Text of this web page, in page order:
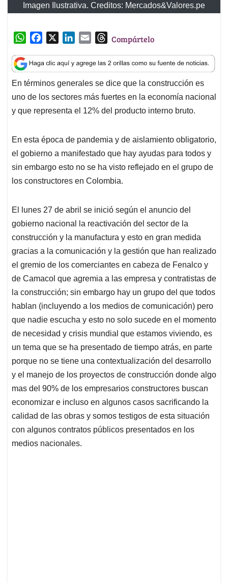
Imagen Ilustrativa. Creditos: Mercados&Valores.pe
W
a
t
s
A
p
c
e
b
o
o
n
k
e
d
I
a
i
l
T
r
e
a
d
s
Compártelo
En términos generales se dice que la construcción es
uno de los sectores más fuertes en la economía nacional
y que representa el 12% del producto interno bruto.
En esta época de pandemia y de aislamiento obligatorio,
el gobierno a manifestado que hay ayudas para todos y
sin embargo esto no se ha visto reflejado en el grupo de
los constructores en Colombia.
El lunes 27 de abril se inició según el anuncio del
gobierno nacional la reactivación del sector de la
construcción y la manufactura y esto en gran medida
gracias a la comunicación y la gestión que han realizado
el gremio de los comerciantes en cabeza de Fenalco y
de Camacol que agremia a las empresa y contratistas de
la construcción; sin embargo hay un grupo del que todos
hablan (incluyendo a los medios de comunicación) pero
que nadie escucha y esto no solo sucede en el momento
de necesidad y crisis mundial que estamos viviendo, es
un tema que se ha presentado de tiempo atrás, en parte
porque no se tiene una contextualización del desarrollo
y el manejo de los proyectos de construcción donde algo
mas del 90% de los empresarios constructores buscan
economizar e incluso en algunos casos sacrificando la
calidad de las obras y somos testigos de esta situación
con algunos contratos públicos presentados en los
medios nacionales.